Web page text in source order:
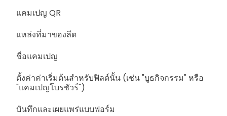
แคมเปญ QR
แหล่งที่มาของลีด
ชื่อแคมเปญ
ตั้งค่าค่าเริ่มต้นสำหรับฟิลด์นั้น (เช่น "บูธกิจกรรม" หรือ
"แคมเปญโบรชัวร์")
บันทึกและเผยแพร่แบบฟอร์ม